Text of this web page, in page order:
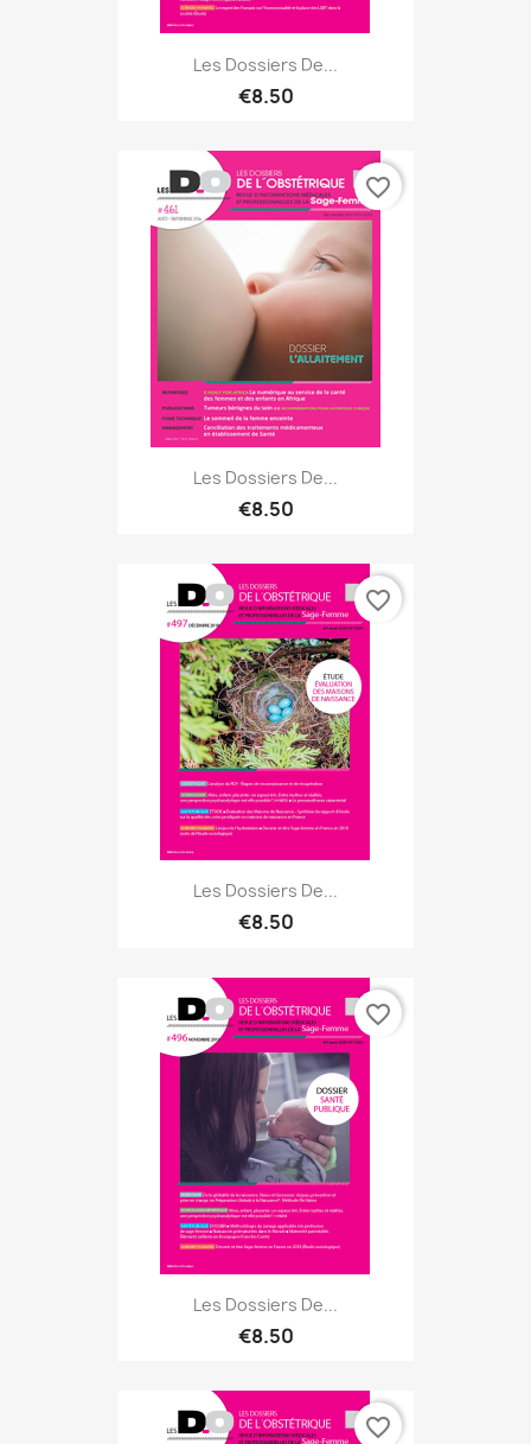
Les Dossiers De...
€8.50
Les Dossiers De...
€8.50
favorite_border
Les Dossiers De...
€8.50
favorite_border
Les Dossiers De...
€8.50
favorite_border
favorite_border